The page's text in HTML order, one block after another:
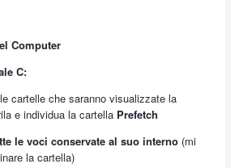
Computer
C:
cartelle che saranno visualizzate la
e individua la cartella Prefetch
le voci conservate al suo interno (mi
la cartella)